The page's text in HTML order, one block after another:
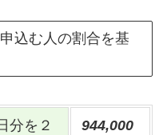
込む人の割合を基
分を２
944,000